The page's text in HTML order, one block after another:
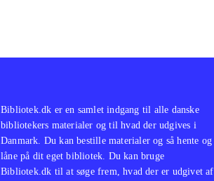
Bibliotek.dk er en samlet indgang til alle danske
bibliotekers materialer og til hvad der udgives i
Danmark. Du kan bestille materialer og så hente og
låne på dit eget bibliotek. Du kan bruge
Bibliotek.dk til at søge frem, hvad der er udgivet af